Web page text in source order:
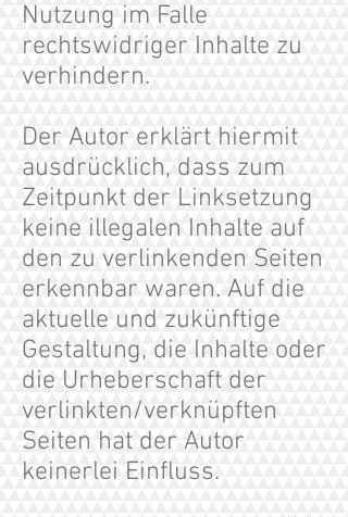
Nutzung im Falle
rechtswidriger Inhalte zu
verhindern.
Der Autor erklärt hiermit
ausdrücklich, dass zum
Zeitpunkt der Linksetzung
keine illegalen Inhalte auf
den zu verlinkenden Seiten
erkennbar waren. Auf die
aktuelle und zukünftige
Gestaltung, die Inhalte oder
die Urheberschaft der
verlinkten/verknüpften
Seiten hat der Autor
keinerlei Einfluss.